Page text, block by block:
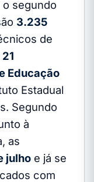
o segundo
3.235
de
21
Educação
Estadual
Segundo
à
as
julho e já se
com